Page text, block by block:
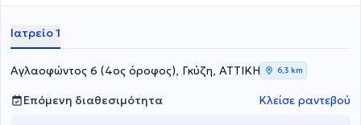
Καποδιστριακού Πανεπιστημίου Αθηνών και ειδικεύτηκε στη Γενική
Μετεκπαιδεύτηκε στην Επείγουσα Προνοσοκομειακή Ιατρική και
κατέχει πιστοποίηση ATLS και Definitive Surgical Trauma Care
Course. Είναι συνεργάτης της Αθηναϊκής Κλινικής και του Doctor's
Hospital. Τέλος, είναι μέλος της Ελληνικής Εταιρείας Επούλωσης
Τραύματος και Ελκών και συμμετέχει σε πλήθος συνεδρίων στην
Ελλάδα και το εξωτερικό, στα πλαίσια της συνεχούς κατάρτισης,
Ιατρείο 1
Αγλαοφώντος 6 (4ος όροφος), Γκύζη, ΑΤΤΙΚΗ 6,3 km
Επόμενη διαθεσιμότητα Κλείσε ραντεβού